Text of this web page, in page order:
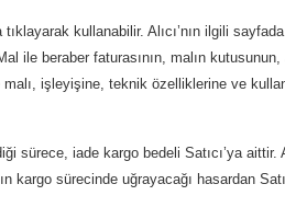
kullanabilir. Alıcı’nın ilgili
ile beraber faturasının, malın
işleyişine, teknik özelliklerine ve
sürece, iade kargo bedeli Satıcı’ya aittir.
kargo sürecinde uğrayacağı hasardan